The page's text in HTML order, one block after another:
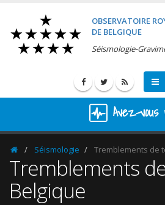
OBSERVATOIRE
DE BELGIQUE
Séismologie-
Avez-
HomepageSéismologie Tremblements de
Tremblements
Belgique